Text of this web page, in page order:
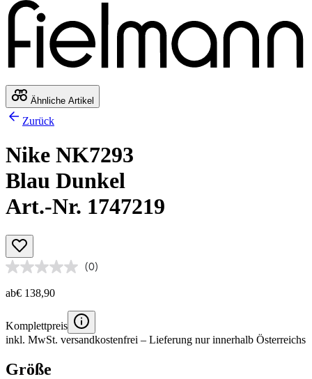
Ähnliche Artikel
Zurück
Nike NK7293
Blau Dunkel
Art.-Nr. 1747219
(0)
ab€ 138,90
Komplettpreis
inkl. MwSt. versandkostenfrei – Lieferung nur innerhalb Österreichs
Größe